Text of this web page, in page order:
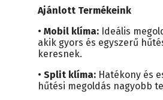
Ajánlott Termékeink
• Mobil klíma: Ideális
akik gyors és egyszerű
keresnek.
• Split klíma: Hatékony és
hűtési megoldás nagyobb